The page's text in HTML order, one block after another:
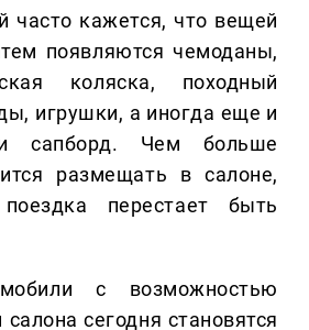
часто кажется, что вещей
появляются чемоданы,
коляска, походный
игрушки, а иногда еще и
сапборд. Чем больше
размещать в салоне,
перестает быть
с возможностью
сегодня становятся